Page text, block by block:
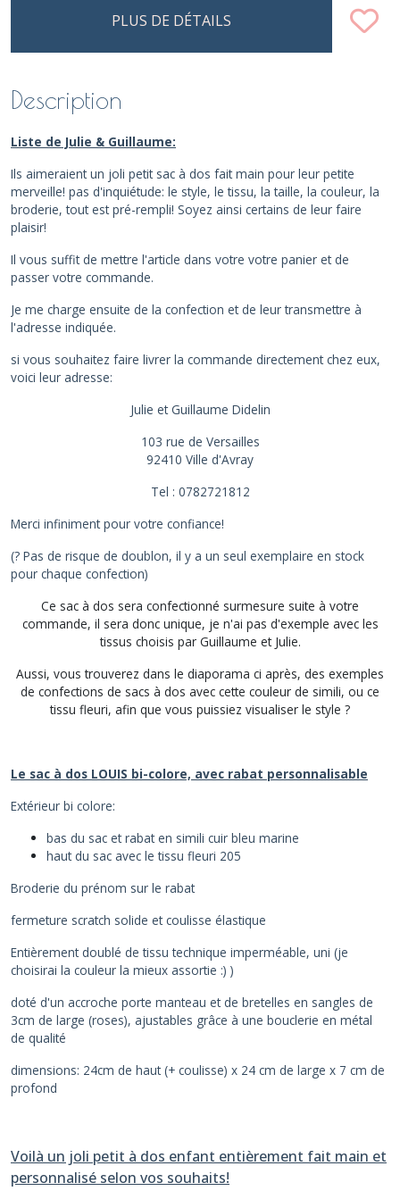
PLUS DE DÉTAILS
Description
Liste de Julie & Guillaume:
Ils aimeraient un joli petit sac à dos fait main pour leur petite
merveille! pas d'inquiétude: le style, le tissu, la taille, la couleur, la
broderie, tout est pré-rempli! Soyez ainsi certains de leur faire
plaisir!
Il vous suffit de mettre l'article dans votre votre panier et de
passer votre commande.
Je me charge ensuite de la confection et de leur transmettre à
l'adresse indiquée.
si vous souhaitez faire livrer la commande directement chez eux,
voici leur adresse:
Julie et Guillaume Didelin
103 rue de Versailles
92410 Ville d'Avray
Tel : 0782721812
Merci infiniment pour votre confiance!
(? Pas de risque de doublon, il y a un seul exemplaire en stock
pour chaque confection)
Ce sac à dos sera confectionné surmesure suite à votre
commande, il sera donc unique, je n'ai pas d'exemple avec les
tissus choisis par Guillaume et Julie.
Aussi, vous trouverez dans le diaporama ci après, des exemples
de confections de sacs à dos avec cette couleur de simili, ou ce
tissu fleuri, afin que vous puissiez visualiser le style ?
Le sac à dos LOUIS bi-colore, avec rabat personnalisable
Extérieur bi colore:
bas du sac et rabat en simili cuir bleu marine
haut du sac avec le tissu fleuri 205
Broderie du prénom sur le rabat
fermeture scratch solide et coulisse élastique
Entièrement doublé de tissu technique imperméable, uni (je
choisirai la couleur la mieux assortie :) )
doté d'un accroche porte manteau et de bretelles en sangles de
3cm de large (roses), ajustables grâce à une bouclerie en métal
de qualité
dimensions: 24cm de haut (+ coulisse) x 24 cm de large x 7 cm de
profond
Voilà un joli petit à dos enfant entièrement fait main et
personnalisé selon vos souhaits!